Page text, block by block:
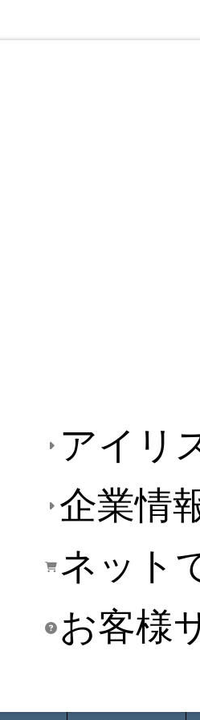
アイリ
企業情
ネット
お客様